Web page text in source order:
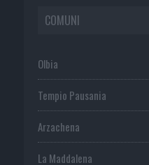
COMUNI
Olbia
Tempio Pausania
Arzachena
La Maddalena